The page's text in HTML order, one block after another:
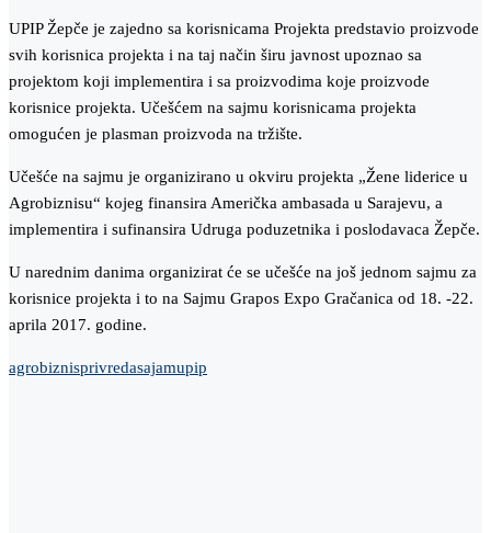
UPIP Žepče je zajedno sa korisnicama Projekta predstavio proizvode
svih korisnica projekta i na taj način širu javnost upoznao sa
projektom koji implementira i sa proizvodima koje proizvode
korisnice projekta. Učešćem na sajmu korisnicama projekta
omogućen je plasman proizvoda na tržište.
Učešće na sajmu je organizirano u okviru projekta „Žene liderice u
Agrobiznisu“ kojeg finansira Američka ambasada u Sarajevu, a
implementira i sufinansira Udruga poduzetnika i poslodavaca Žepče.
U narednim danima organizirat će se učešće na još jednom sajmu za
korisnice projekta i to na Sajmu Grapos Expo Gračanica od 18. -22.
aprila 2017. godine.
agrobiznisprivredasajamupip